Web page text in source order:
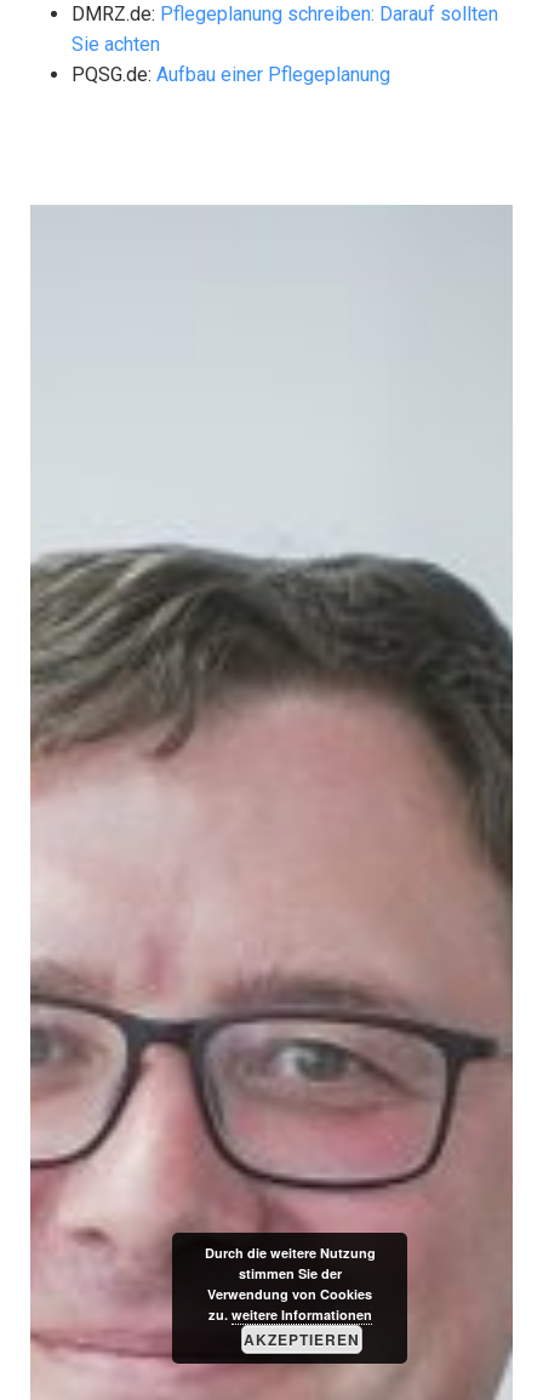
DMRZ.de: Pflegeplanung schreiben: Darauf sollten
Sie achten
PQSG.de: Aufbau einer Pflegeplanung
Durch die weitere Nutzung
stimmen Sie der
Verwendung von Cookies
zu. weitere Informationen
AKZEPTIEREN